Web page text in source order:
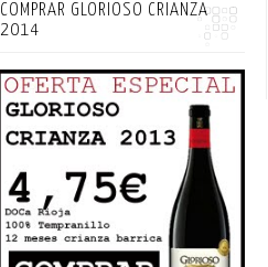
COMPRAR GLORIOSO CRIANZA
2014